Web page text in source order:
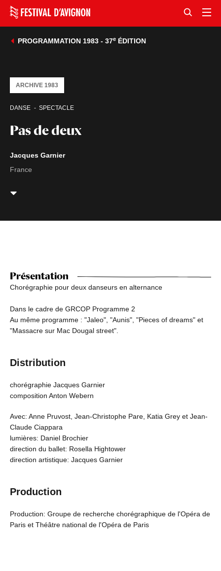
PROGRAMMATION 1983 - 37eÉDITION
Pas de deux
DANSE SPECTACLE
ARCHIVE 1983
Jacques Garnier
France
Présentation
Chorégraphie pour deux danseurs en alternance
Dans le cadre de GRCOP Programme 2
Au même programme : "Jaleo", "Aunis", "Pieces of dreams" et
"Massacre sur Mac Dougal street".
Distribution
chorégraphie Jacques Garnier
composition Anton Webern
Avec: Anne Pruvost, Jean-Christophe Pare, Katia Grey et Jean-
Claude Ciappara
lumières: Daniel Brochier
direction du ballet: Rosella Hightower
direction artistique: Jacques Garnier
Production
Production: Groupe de recherche chorégraphique de l'Opéra de
Paris et Théâtre national de l'Opéra de Paris